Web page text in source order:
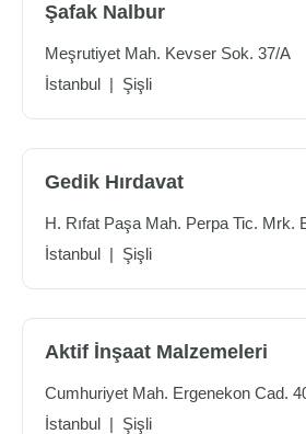
Şafak Nalbur
Meşrutiyet Mah. Kevser Sok. 37/A
İstanbul | Şişli
Gedik Hırdavat
H. Rıfat Paşa Mah. Perpa Tic. Mrk.
İstanbul | Şişli
Aktif İnşaat Malzemeleri
Cumhuriyet Mah. Ergenekon Cad.
İstanbul | Şişli